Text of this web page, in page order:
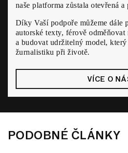
naše platforma zůstala otevřená a
Díky Vaší podpoře můžeme
autorské texty, férově
a budovat udržitelný model,
žurnalistiku při životě.
VÍCE O
PODOBNÉ ČLÁNKY